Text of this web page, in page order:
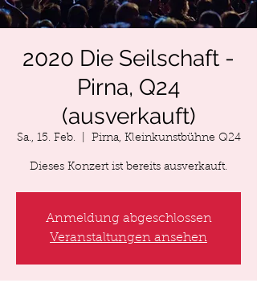
2020 Die Seilschaft -
Pirna, Q24
(ausverkauft)
Sa., 15. Feb. Pirna, Kleinkunstbühne Q24
Dieses Konzert ist bereits ausverkauft.
Anmeldung abgeschlossen
Veranstaltungen ansehen